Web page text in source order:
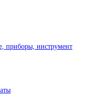
приборы, инструмент